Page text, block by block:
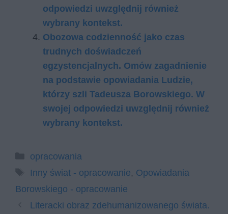
odpowiedzi uwzględnij również
wybrany kontekst.
Obozowa codzienność jako czas
trudnych doświadczeń
egzystencjalnych. Omów zagadnienie
na podstawie opowiadania Ludzie,
którzy szli Tadeusza Borowskiego. W
swojej odpowiedzi uwzględnij również
wybrany kontekst.
Kategorie
opracowania
Tagi
Inny świat - opracowanie, Opowiadania
Borowskiego - opracowanie
Literacki obraz zdehumanizowanego świata.